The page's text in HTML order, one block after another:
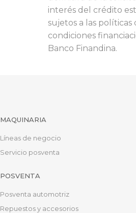
interés del crédito
sujetos a las políticas
condiciones
Banco Finandina.
MAQUINARIA
Líneas de negocio
Servicio posventa
POSVENTA
Posventa automotriz
Repuestos y accesorios